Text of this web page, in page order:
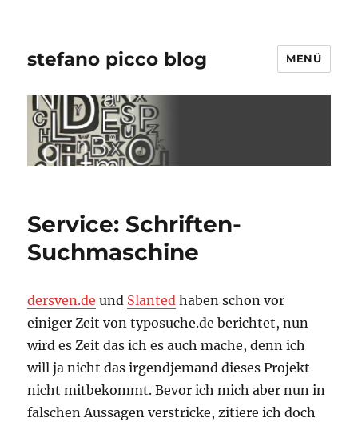
stefano picco blog MENÜ
Service: Schriften-
Suchmaschine
dersven.de und Slanted haben schon vor
einiger Zeit von typosuche.de berichtet, nun
wird es Zeit das ich es auch mache, denn ich
will ja nicht das irgendjemand dieses Projekt
nicht mitbekommt. Bevor ich mich aber nun in
falschen Aussagen verstricke, zitiere ich doch